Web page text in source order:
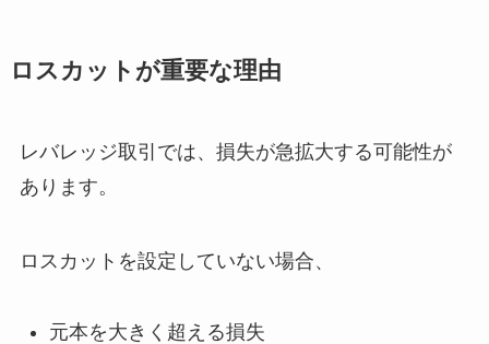
ロスカットが重要な理由
レバレッジ取引では、損失が急拡大する可能性が
あります。
ロスカットを設定していない場合、
元本を大きく超える損失